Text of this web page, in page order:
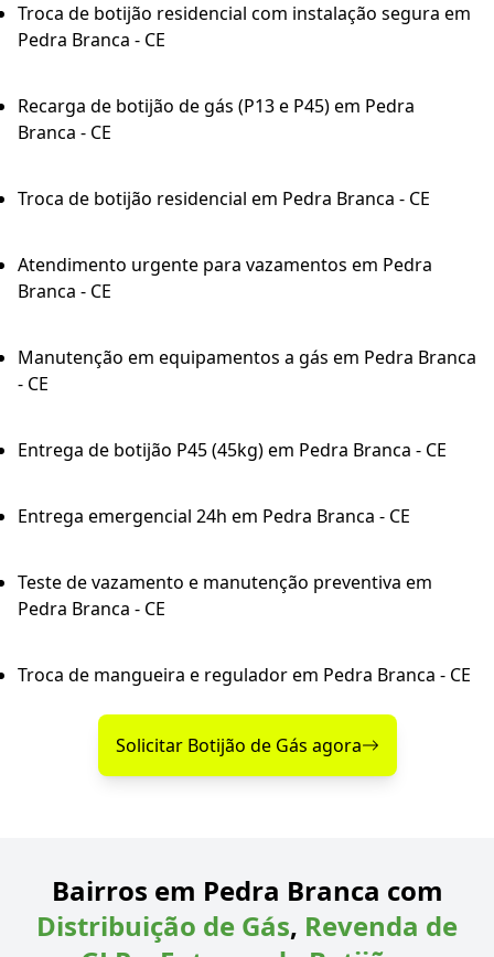
Troca de botijão residencial com instalação segura em
Pedra Branca - CE
Recarga de botijão de gás (P13 e P45) em Pedra
Branca - CE
Troca de botijão residencial em Pedra Branca - CE
Atendimento urgente para vazamentos em Pedra
Branca - CE
Manutenção em equipamentos a gás em Pedra Branca
- CE
Entrega de botijão P45 (45kg) em Pedra Branca - CE
Entrega emergencial 24h em Pedra Branca - CE
Teste de vazamento e manutenção preventiva em
Pedra Branca - CE
Troca de mangueira e regulador em Pedra Branca - CE
Solicitar Botijão de Gás agora
Bairros em Pedra Branca com
Distribuição de Gás, Revenda de